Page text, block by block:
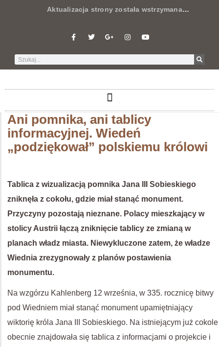
Aktualizacja strony została wstrzymana…
Ani pomnika, ani tablicy
informacyjnej. Wiedeń
„podziękował” polskiemu królowi
Tablica z wizualizacją pomnika Jana III Sobieskiego
zniknęła z cokołu, gdzie miał stanąć monument.
Przyczyny pozostają nieznane. Polacy mieszkający w
stolicy Austrii łączą zniknięcie tablicy ze zmianą w
planach władz miasta. Niewykluczone zatem, że władze
Wiednia zrezygnowały z planów postawienia
monumentu.
Na wzgórzu Kahlenberg 12 września, w 335. rocznicę bitwy
pod Wiedniem miał stanąć monument upamiętniający
wiktorię króla Jana III Sobieskiego. Na istniejącym już cokole
obecnie znajdowała się tablica z informacjami o projekcie i